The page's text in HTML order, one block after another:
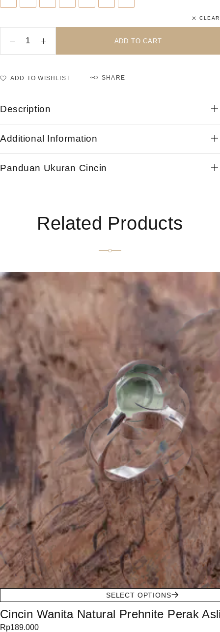
CLEAR
ADD TO CART
ADD TO WISHLIST SHARE
Description
Additional Information
Panduan Ukuran Cincin
Related Products
SELECT OPTIONS
Cincin Wanita Natural Prehnite Perak
Rp189.000